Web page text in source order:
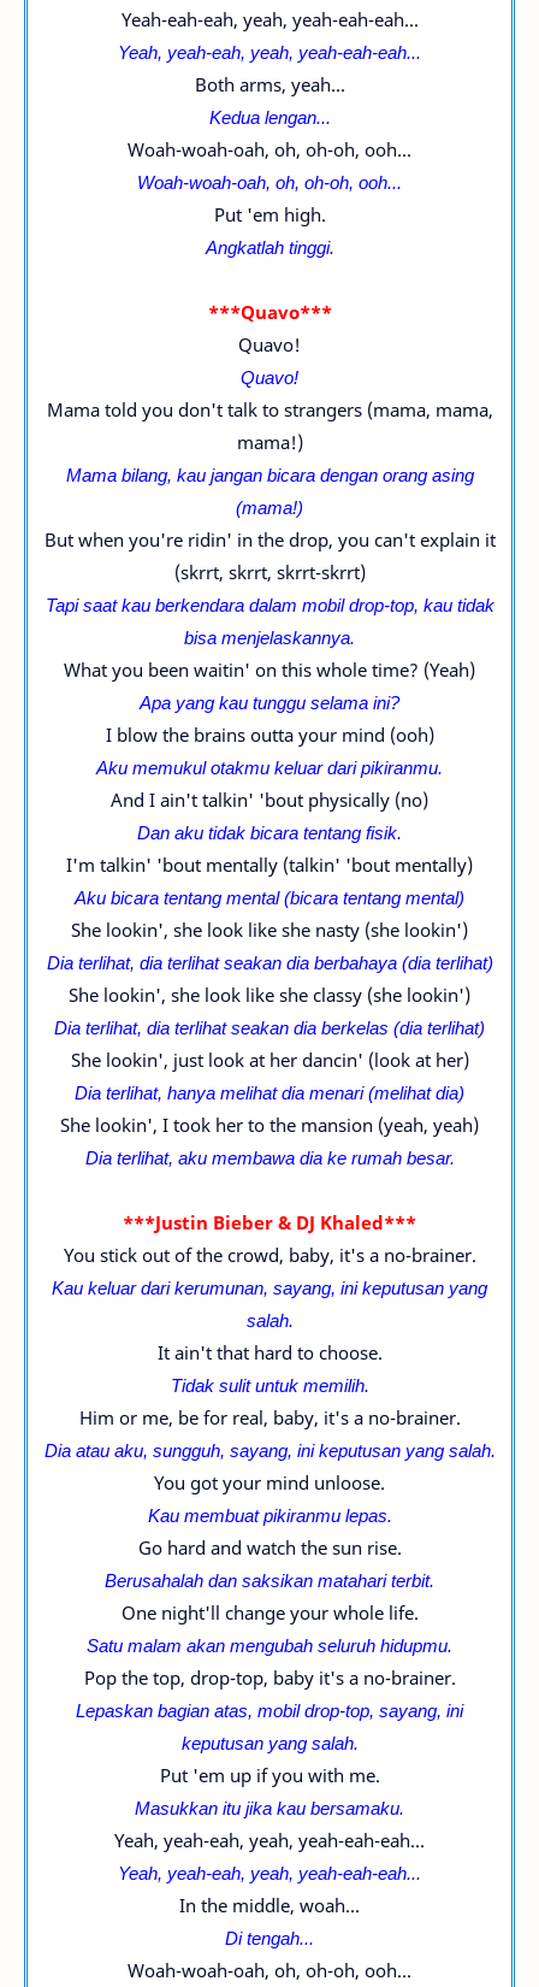
Yeah-eah-eah, yeah, yeah-eah-eah...
Yeah, yeah-eah, yeah, yeah-eah-eah...
Both arms, yeah...
Kedua lengan...
Woah-woah-oah, oh, oh-oh, ooh...
Woah-woah-oah, oh, oh-oh, ooh...
Put 'em high.
Angkatlah tinggi.
***Quavo***
Quavo!
Quavo!
Mama told you don't talk to strangers (mama, mama,
mama!)
Mama bilang, kau jangan bicara dengan orang asing
(mama!)
But when you're ridin' in the drop, you can't explain it
(skrrt, skrrt, skrrt-skrrt)
Tapi saat kau berkendara dalam mobil drop-top, kau tidak
bisa menjelaskannya.
What you been waitin' on this whole time? (Yeah)
Apa yang kau tunggu selama ini?
I blow the brains outta your mind (ooh)
Aku memukul otakmu keluar dari pikiranmu.
And I ain't talkin' 'bout physically (no)
Dan aku tidak bicara tentang fisik.
I'm talkin' 'bout mentally (talkin' 'bout mentally)
Aku bicara tentang mental (bicara tentang mental)
She lookin', she look like she nasty (she lookin')
Dia terlihat, dia terlihat seakan dia berbahaya (dia terlihat)
She lookin', she look like she classy (she lookin')
Dia terlihat, dia terlihat seakan dia berkelas (dia terlihat)
She lookin', just look at her dancin' (look at her)
Dia terlihat, hanya melihat dia menari (melihat dia)
She lookin', I took her to the mansion (yeah, yeah)
Dia terlihat, aku membawa dia ke rumah besar.
***Justin Bieber & DJ Khaled***
You stick out of the crowd, baby, it's a no-brainer.
Kau keluar dari kerumunan, sayang, ini keputusan yang
salah.
It ain't that hard to choose.
Tidak sulit untuk memilih.
Him or me, be for real, baby, it's a no-brainer.
Dia atau aku, sungguh, sayang, inikeputusan yang salah.
You got your mind unloose.
Kau membuat pikiranmu lepas.
Go hard and watch the sun rise.
Berusahalah dan saksikan matahari terbit.
One night'll change your whole life.
Satu malam akan mengubah seluruh hidupmu.
Pop the top, drop-top, baby it's a no-brainer.
Lepaskan bagian atas, mobildrop-top, sayang, ini
keputusan yang salah.
Put 'em up if you with me.
Masukkan itu jika kau bersamaku.
Yeah, yeah-eah, yeah, yeah-eah-eah...
Yeah, yeah-eah, yeah, yeah-eah-eah...
In the middle, woah...
Di tengah...
Woah-woah-oah, oh, oh-oh, ooh...